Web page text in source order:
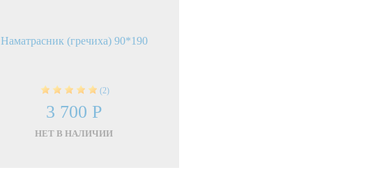
Наматрасник (гречиха) 90*190
(2)
3 700 Р
НЕТ В НАЛИЧИИ